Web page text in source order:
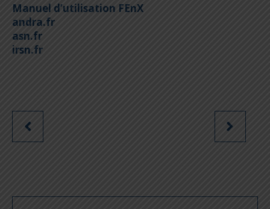
Manuel d’utilisation FEnX
andra.fr
asn.fr
irsn.fr